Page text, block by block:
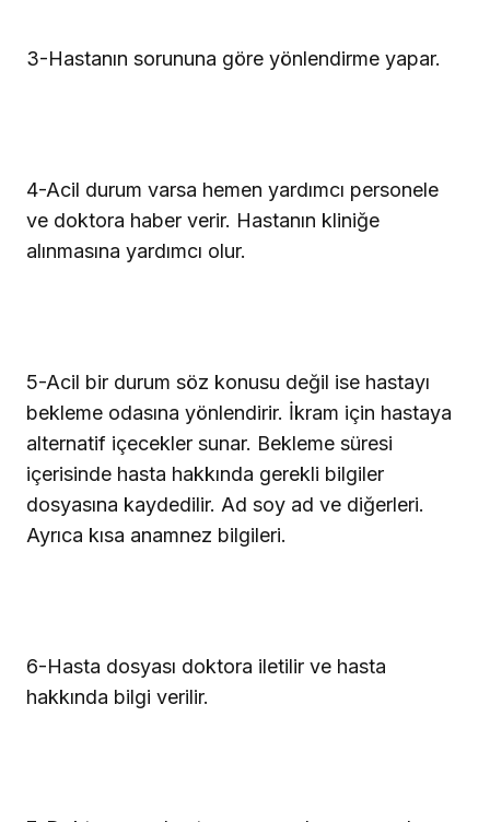
3-Hastanın sorununa göre yönlendirme yapar.
4-Acil durum varsa hemen yardımcı personele
ve doktora haber verir. Hastanın kliniğe
alınmasına yardımcı olur.
5-Acil bir durum söz konusu değil ise hastayı
bekleme odasına yönlendirir. İkram için hastaya
alternatif içecekler sunar. Bekleme süresi
içerisinde hasta hakkında gerekli bilgiler
dosyasına kaydedilir. Ad soy ad ve diğerleri.
Ayrıca kısa anamnez bilgileri.
6-Hasta dosyası doktora iletilir ve hasta
hakkında bilgi verilir.